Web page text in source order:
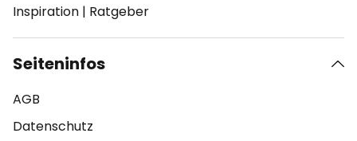
Inspiration | Ratgeber
Seiteninfos
AGB
Datenschutz